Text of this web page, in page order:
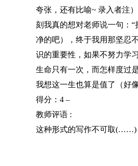
夸张，还有比喻~ 录入者注
刻我真的想对老师说一句：
净的吧），终于我用那坚忍
识的重要性，如果不努力学
生命只有一次，而怎样度过
我想这一生也算是值了（好
得分：4 –
教师评语 :
这种形式的写作不可取(……)